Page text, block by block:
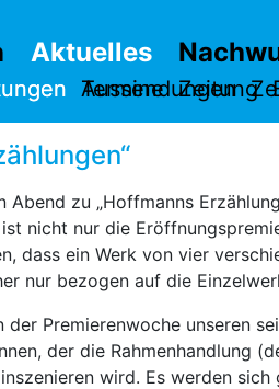
Aktuelles
Termine Zeitung
Aussendungen
zu „Hoffmanns
ist nicht nur die
dass ein Werk von vier
nur bezogen auf die
Premierenwoche unseren
der die Rahmenhandlung
wird. Es werden